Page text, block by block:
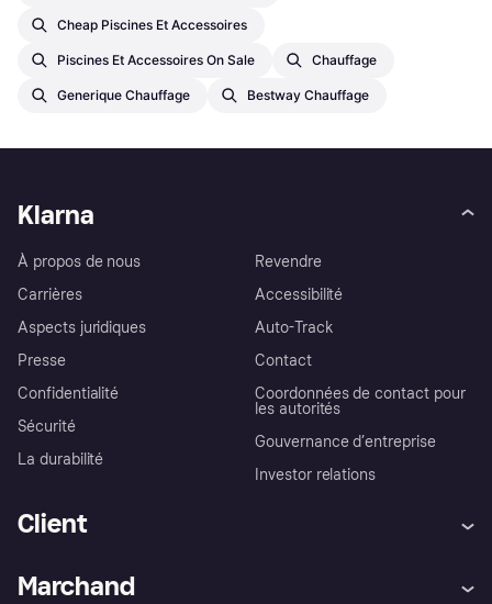
Cheap Piscines Et Accessoires
Piscines Et Accessoires On Sale Chauffage
Generique Chauffage Bestway Chauffage
Klarna
À propos de nous
Carrières
Aspects juridiques
Presse
Confidentialité
Sécurité
La durabilité
Revendre
Accessibilité
Auto-Track
Contact
Coordonnées de contact pour
les autorités
Gouvernance d’entreprise
Investor relations
Client
Marchand